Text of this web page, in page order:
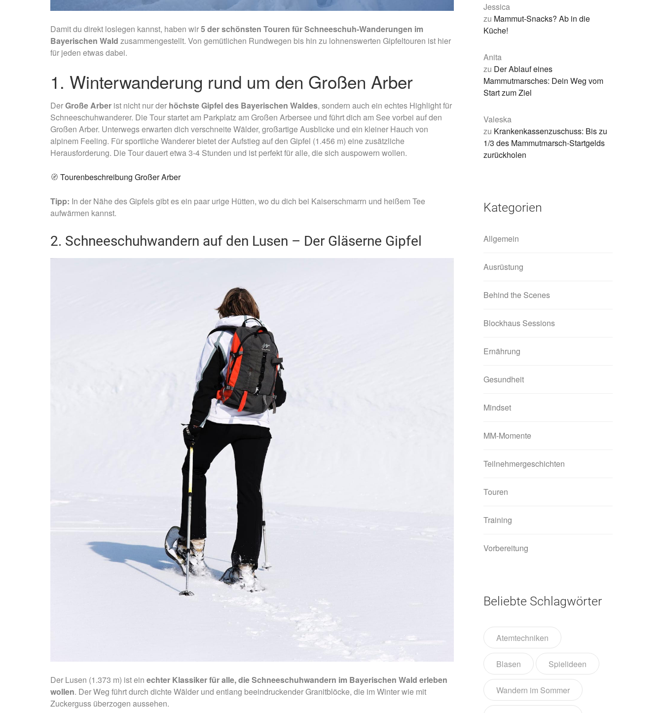
Damit du direkt loslegen kannst, haben wir5 der schönsten Touren für Schneeschuh-Wanderungen im
Bayerischen Wald zusammengestellt. Von gemütlichen Rundwegen bis hin zu lohnenswerten Gipfeltouren ist hier
für jeden etwas dabei.
1. Winterwanderung rund um den Großen Arber
DerGroße Arber ist nicht nur der höchste Gipfel des Bayerischen Waldes, sondern auch ein echtes Highlight für
Schneeschuhwanderer. Die Tour startet am Parkplatz am Großen Arbersee und führt dich am See vorbei auf den
Großen Arber. Unterwegs erwarten dich verschneite Wälder, großartige Ausblicke und ein kleiner Hauch von
alpinem Feeling. Für sportliche Wanderer bietet der Aufstieg auf den Gipfel (1.456 m) eine zusätzliche
Herausforderung. Die Tour dauert etwa 3-4 Stunden und ist perfekt für alle, die sich auspowern wollen.
🧭 Tourenbeschreibung Großer Arber
Tipp: In der Nähe des Gipfels gibt es ein paar urige Hütten, wo du dich bei Kaiserschmarrn und heißem Tee
aufwärmen kannst.
2. Schneeschuhwandern auf den Lusen – Der Gläserne Gipfel
Der Lusen (1.373 m) ist ein echter Klassiker für alle, die Schneeschuhwandern im Bayerischen Wald erleben
wollen. Der Weg führt durch dichte Wälder und entlang beeindruckender Granitblöcke, die im Winter wie mit
Zuckerguss überzogen aussehen.
Jessica
zu Mammut-Snacks? Ab in die
Küche!
Anita
zu Der Ablauf eines
Mammutmarsches: Dein Weg vom
Start zum Ziel
Valeska
zu Krankenkassenzuschuss: Bis zu
1/3 des Mammutmarsch-Startgelds
zurückholen
Kategorien
Allgemein
Ausrüstung
Behind the Scenes
Blockhaus Sessions
Ernährung
Gesundheit
Mindset
MM-Momente
Teilnehmergeschichten
Touren
Training
Vorbereitung
Beliebte Schlagwörter
Atemtechniken
Blasen Spielideen
Wandern im Sommer